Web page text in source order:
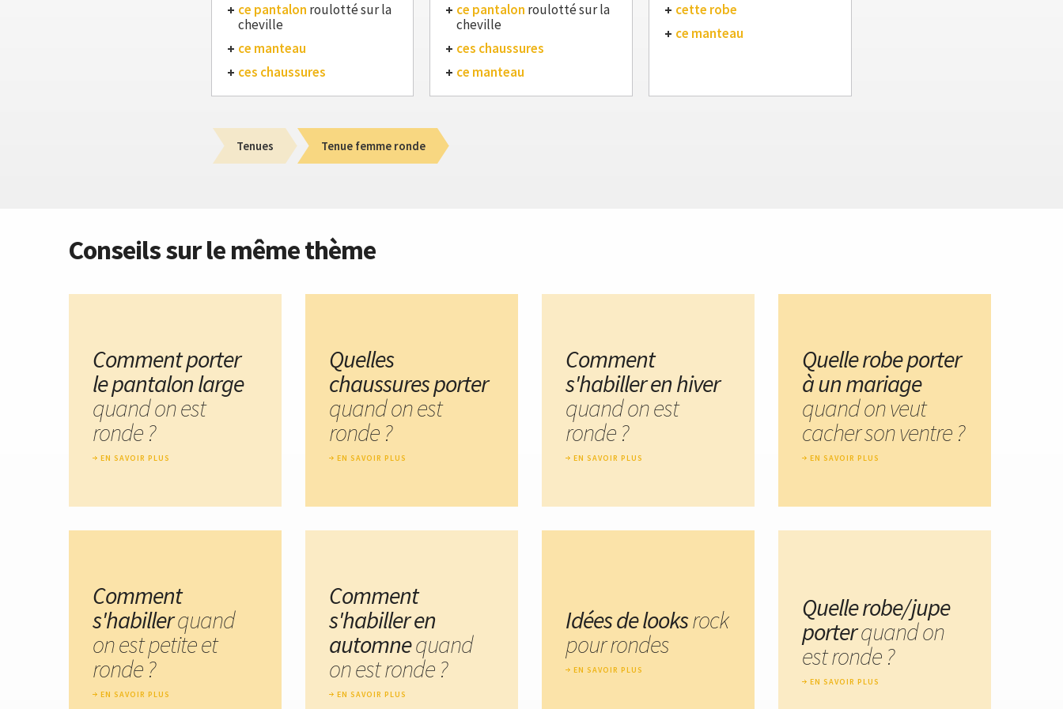
ce pantalon roulotté sur la
cheville
ce manteau
ces chaussures
ce pantalon roulotté sur la
cheville
ces chaussures
ce manteau
cette robe
ce manteau
Tenues Tenue femme ronde
Conseils sur le même thème
Comment porter
le pantalon large
quand on est
ronde ?
EN SAVOIR PLUS
Quelles
chaussures porter
quand on est
ronde ?
EN SAVOIR PLUS
Comment
s'habiller en hiver
quand on est
ronde ?
EN SAVOIR PLUS
Quelle robe porter
à un mariage
quand on veut
cacher son ventre ?
EN SAVOIR PLUS
Comment
s'habillerquand
on est petite et
ronde ?
EN SAVOIR PLUS
Comment
s'habiller en
automnequand
on est ronde ?
EN SAVOIR PLUS
Idées de looksrock
pour rondes
EN SAVOIR PLUS
Quelle robe/jupe
porterquand on
est ronde ?
EN SAVOIR PLUS